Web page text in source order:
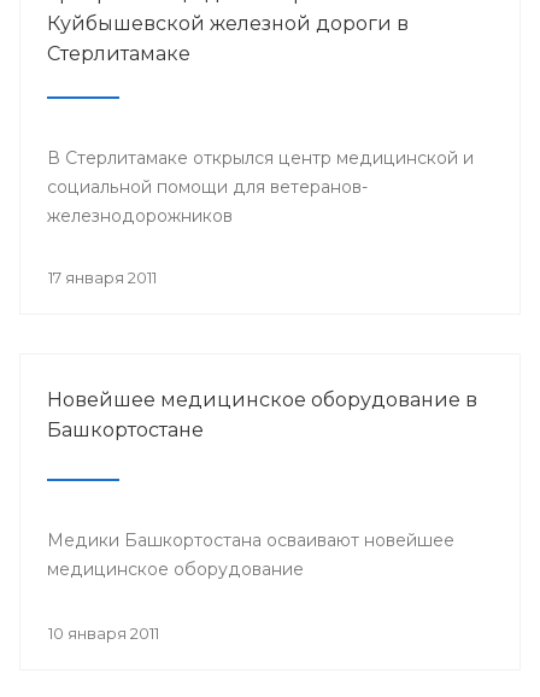
Куйбышевской железной дороги в
Стерлитамаке
В Стерлитамаке открылся центр медицинской и
социальной помощи для ветеранов-
железнодорожников
17 января 2011
Новейшее медицинское оборудование в
Башкортостане
Медики Башкортостана осваивают новейшее
медицинское оборудование
10 января 2011